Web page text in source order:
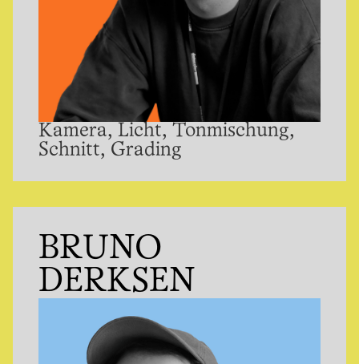
Kamera, Licht, Tonmischung,
Schnitt, Grading
BRUNO
DERKSEN